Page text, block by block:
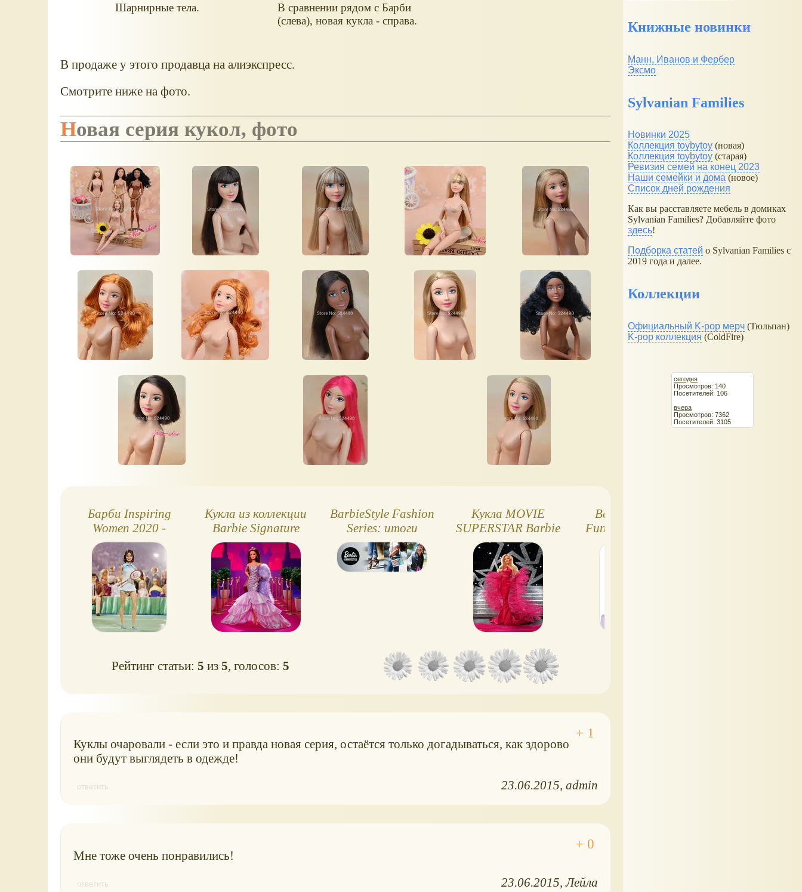
Шарнирные тела.
В сравнении рядом с Барби
(слева), новая кукла - справа.
В продаже у этого продавца на алиэкспресс.
Смотрите ниже на фото.
Новая серия кукол, фото
Барби Inspiring
Women 2020 -
Билли Джин Кинг
Кукла из коллекции
Barbie Signature
Gala - Lavender
Daydream
BarbieStyle Fashion
Series: итоги
голосования для
четвертой куклы
Кукла MOVIE
SUPERSTAR Barbie
2026
Barbie Holiday
Fun: кукла Барби-
путешественница
Рейтинг статьи:5 из5, голосов:5
Куклы очаровали - если это и правда новая серия, остаётся только догадываться, как здорово
они будут выглядеть в одежде!
ответить 23.06.2015 admin
Мне тоже очень понравились!
ответить 23.06.2015 Лейла
Книжные новинки
Манн, Иванов и Фербер
Эксмо
Sylvanian Families
Новинки 2025
Коллекция toybytoy (новая)
Коллекция toybytoy (старая)
Ревизия семей на конец 2023
Наши семейки и дома (новое)
Список дней рождения
Как вы расставляете мебель в домиках
Sylvanian Families? Добавляйте фото
здесь!
Подборка статей о Sylvanian Families с
2019 года и далее.
Коллекции
Официальный K-pop мерч (Тюльпан)
K-pop коллекция (ColdFire)
сегодня
Просмотров: 140
Посетителей: 106
вчера
Просмотров: 7362
Посетителей: 3105